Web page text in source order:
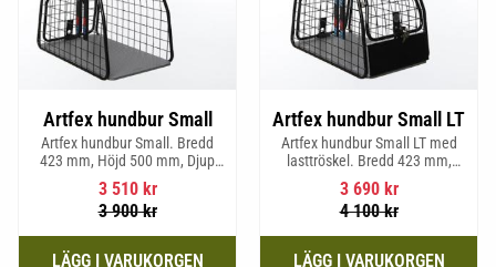
Artfex hundbur Small
Artfex hundbur Small. Bredd
423 mm, Höjd 500 mm, Djup
670 mm och vikt 12,1 kg.
3 510kr
3 900kr
Artfex hundbur Small LT
Artfex hundbur Small LT med
lasttröskel. Bredd 423 mm,
Höjd 500 mm, Djup 670 mm
och Vikt 12,9 kg.
3 690kr
4 100kr